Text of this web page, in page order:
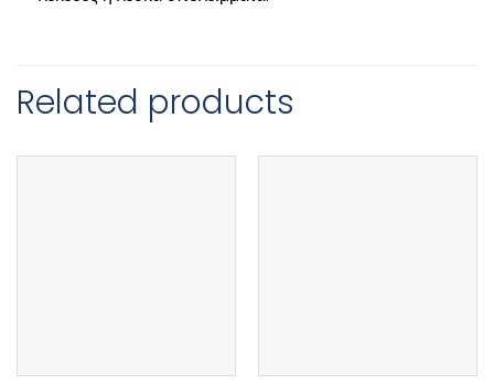
Related products